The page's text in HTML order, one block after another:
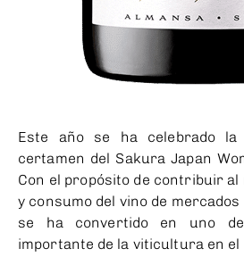
Este año se ha celebrado
certamen del Sakura Japan
Con el propósito de contribuir
y consumo del vino de
se ha convertido en uno
importante de la viticultura en